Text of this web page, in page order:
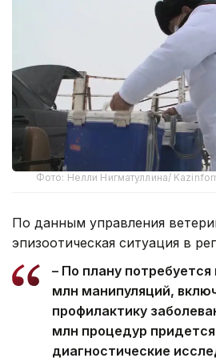
Фото: Нелли Нигматуллина/
По данным управления
эпизоотическая ситуация в
– По плану
млн манипуляций,
профилактику
млн процедур
диагностические